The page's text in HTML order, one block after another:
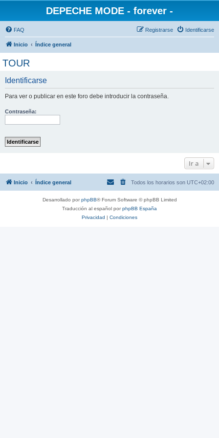
DEPECHE MODE - forever -
FAQ Identificarse
Registrarse
Inicio Índice general
TOUR
Identificarse
Para ver o publicar en este foro debe introducir la contraseña.
Contraseña:
Ir a
Inicio Índice general Todos los horarios son UTC+02:00
Desarrollado porphpBB® Forum Software © phpBB Limited
Traducción al español porphpBB España
Privacidad | Condiciones